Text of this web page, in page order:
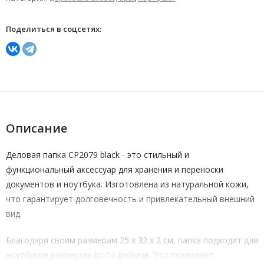
Поделиться в соцсетях:
Описание
Деловая папка CP2079 black - это стильный и
функциональный аксессуар для хранения и переноски
документов и ноутбука. Изготовлена из натуральной кожи,
что гарантирует долговечность и привлекательный внешний
вид.
Благодаря своим размерам 25 x 32 x 2 см, папка подходит для
ноутбуков размером до 14 дюймов. Это позволяет